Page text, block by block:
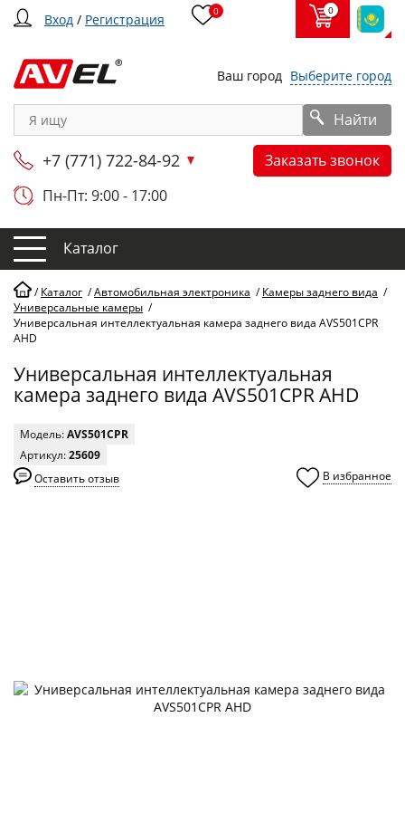
Вход / Регистрация 0 0
Ваш город Выберите город
Найти
+7 (771) 722-84-92
Заказать звонок
Пн-Пт: 9:00 - 17:00
Каталог
/Каталог /Автомобильная электроника /Камеры заднего вида /
Универсальные камеры /
Универсальная интеллектуальная камера заднего вида AVS501CPR
AHD
Универсальная интеллектуальная
камера заднего вида AVS501CPR AHD
Модель:AVS501CPR
Артикул:25609
Оставить отзыв
0 В избранное